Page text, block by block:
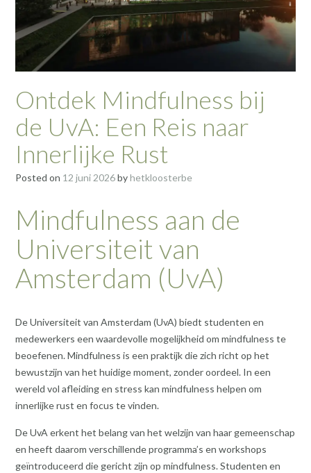
Ontdek Mindfulness bij
de UvA: Een Reis naar
Innerlijke Rust
Posted on 12 juni 2026byhetkloosterbe
Mindfulness aan de
Universiteit van
Amsterdam (UvA)
De Universiteit van Amsterdam (UvA) biedt studenten en
medewerkers een waardevolle mogelijkheid om mindfulness te
beoefenen. Mindfulness is een praktijk die zich richt op het
bewustzijn van het huidige moment, zonder oordeel. In een
wereld vol afleiding en stress kan mindfulness helpen om
innerlijke rust en focus te vinden.
De UvA erkent het belang van het welzijn van haar gemeenschap
en heeft daarom verschillende programma’s en workshops
geïntroduceerd die gericht zijn op mindfulness. Studenten en